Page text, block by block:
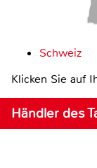
Schweiz
Klicken Sie auf
Händler des